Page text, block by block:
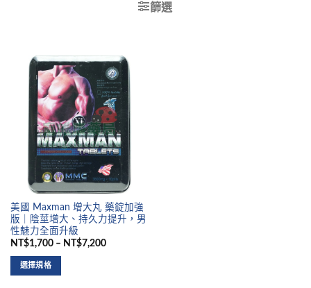
篩選
美國 Maxman 增大丸 藥錠加強
版｜陰莖增大、持久力提升，男
性魅力全面升級
NT$1,700 – NT$7,200
選擇規格